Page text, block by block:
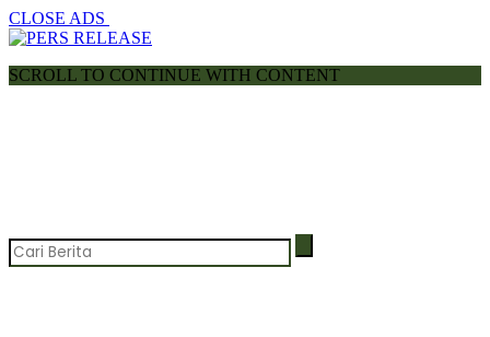
CLOSE ADS
SCROLL TO CONTINUE WITH CONTENT